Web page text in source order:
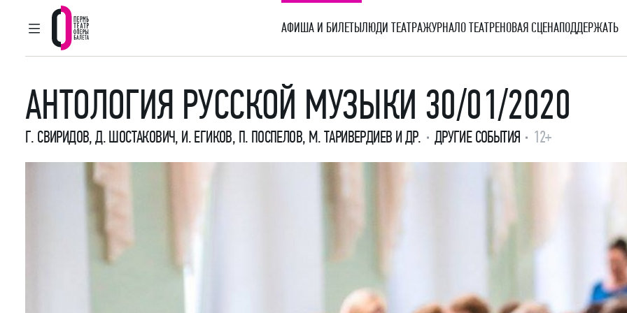
ГЛАВНОЕ МЕНЮ
Пермский театр оперы и балета
АФИША И БИЛЕТЫЛЮДИ ТЕАТРАЖУРНАЛО ТЕАТРЕНОВАЯ СЦЕНАПОДДЕРЖАТЬ
АНТОЛОГИЯ РУССКОЙ МУЗЫКИ 30/01/2020
Г. СВИРИДОВ, Д. ШОСТАКОВИЧ, И. ЕГИКОВ, П. ПОСПЕЛОВ, М. ТАРИВЕРДИЕВ И ДР. ДРУГИЕ СОБЫТИЯ 12+